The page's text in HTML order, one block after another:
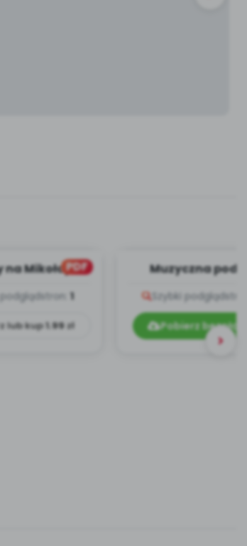
PDF
na Mikołaja -
podglądstron: 1
lub kup1.99zł
Muzyczna
piosenek
Szybki podgląd
Pobierz